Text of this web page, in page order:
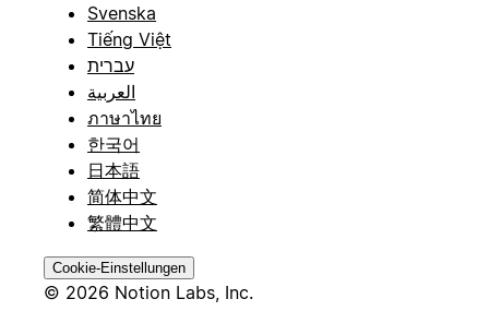
Svenska
Tiếng Việt
עברית
العربية
ภาษาไทย
한국어
日本語
简体中文
繁體中文
Cookie-Einstellungen
© 2026 Notion Labs, Inc.